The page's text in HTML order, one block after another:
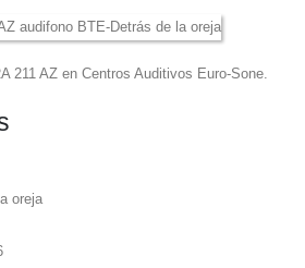
211 AZ en Centros Auditivos Euro-Sone.
oreja